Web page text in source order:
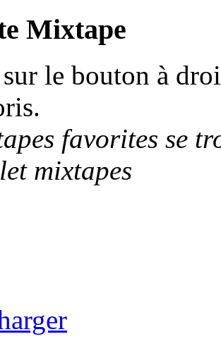
Mixtape
le bouton à
favorites se
mixtapes